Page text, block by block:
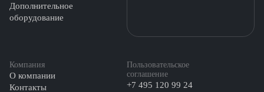
Дополнительное
оборудование
Компания
О компании
Контакты
Пользовательское
соглашение
+7 495 120 99 24